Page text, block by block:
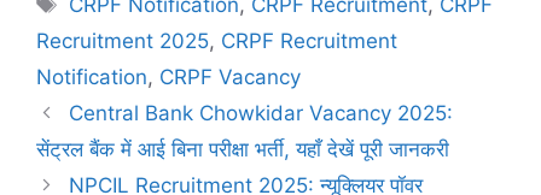
CRPF Notification, CRPF Recruitment, CRPF
Recruitment 2025, CRPF Recruitment
Notification, CRPF Vacancy
Central Bank Chowkidar Vacancy 2025:
सेंट्रल बैंक में आई बिना परीक्षा भर्ती, यहाँ देखें पूरी जानकरी
NPCIL Recruitment 2025: न्यूक्लियर पॉवर